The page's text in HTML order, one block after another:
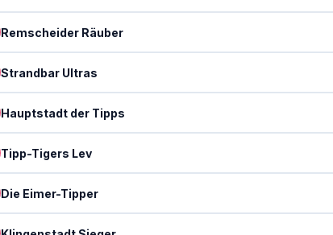
Remscheider Räuber
Strandbar Ultras
Hauptstadt der Tipps
Tipp-Tigers Lev
Die Eimer-Tipper